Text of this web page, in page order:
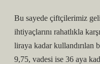
Bu sayede çiftçilerimiz
ihtiyaçlarını rahatlıkla
liraya kadar kullandırılan
9,75, vadesi ise 36 aya